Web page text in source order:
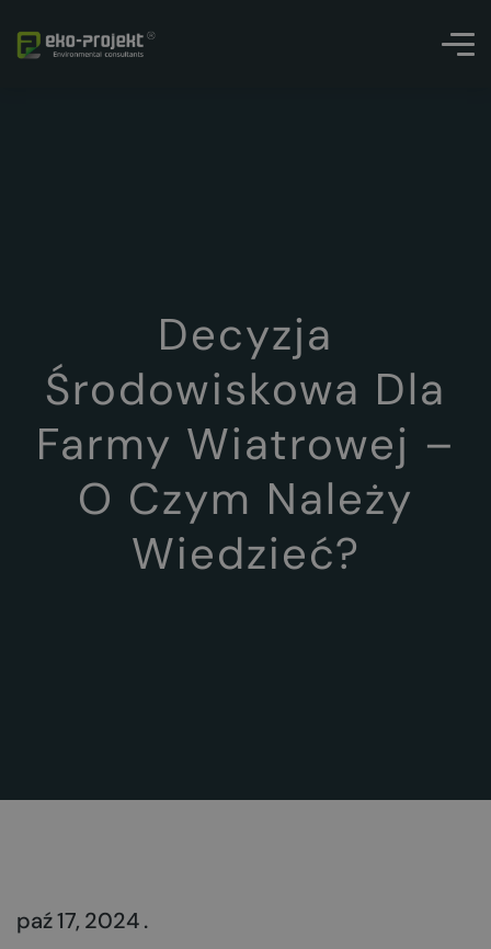
Decyzja
Środowiskowa Dla
Farmy Wiatrowej –
O Czym Należy
Wiedzieć?
paź 17, 2024 .